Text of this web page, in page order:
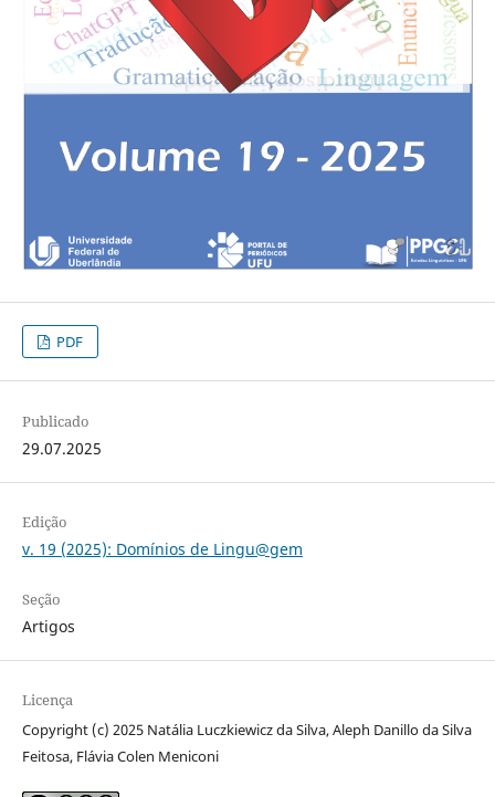
PDF
Publicado
29.07.2025
Edição
v. 19 (2025): Domínios de Lingu@gem
Seção
Artigos
Licença
Copyright (c) 2025 Natália Luczkiewicz da Silva, Aleph Danillo da Silva
Feitosa, Flávia Colen Meniconi